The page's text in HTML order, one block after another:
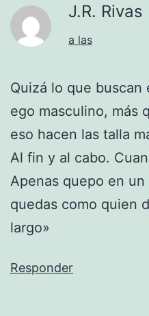
J.R. Rivas
a las
Quizá lo que buscan
ego masculino, más
eso hacen las talla
Al fin y al cabo.
Apenas quepo en
quedas como quien
largo»
Responder